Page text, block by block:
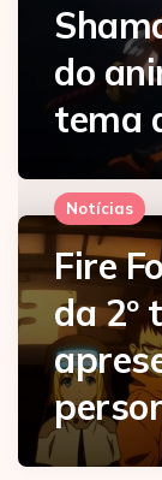
do
tema
Notícias
Fire
da 2º